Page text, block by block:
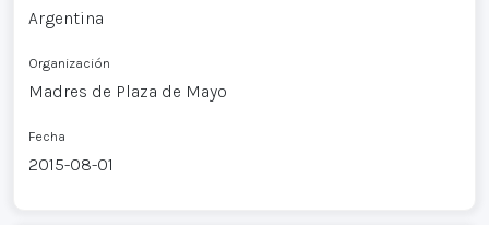
Argentina
Organización
Madres de Plaza de Mayo
Fecha
2015-08-01